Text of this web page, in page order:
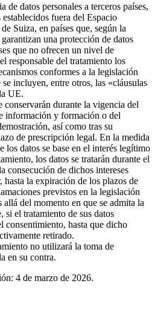
de datos personales a terceros países,
establecidos fuera del Espacio
Suiza, en países que, según la
una protección de datos
que no ofrecen un nivel de
responsable del tratamiento los
conformes a la legislación
incluyen, entre otros, las «cláusulas
UE.
conservarán durante la vigencia del
información y formación o del
así como tras su
de prescripción legal. En la medida
los datos se base en el interés legítimo
los datos se tratarán durante el
consecución de dichos intereses
hasta la expiración de los plazos de
previstos en la legislación
del momento en que se admita la
si el tratamiento de sus datos
consentimiento, hasta que dicho
retirado.
no utilizará la toma de
en su contra.
4 de marzo de 2026.